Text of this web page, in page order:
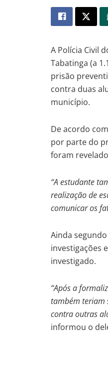
A Polícia Civil
Tabatinga (a
prisão
contra duas
município.
De acordo
por parte do
foram
“A estudante
realização de
comunicar os
Ainda
investigações
investigado.
“Após a
também teriam
contra outras
informou o